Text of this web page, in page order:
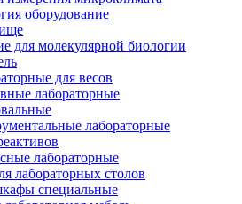
оборудование
для молекулярной биологии
для весов
лабораторные
лабораторные
лабораторные
лабораторных столов
специальные